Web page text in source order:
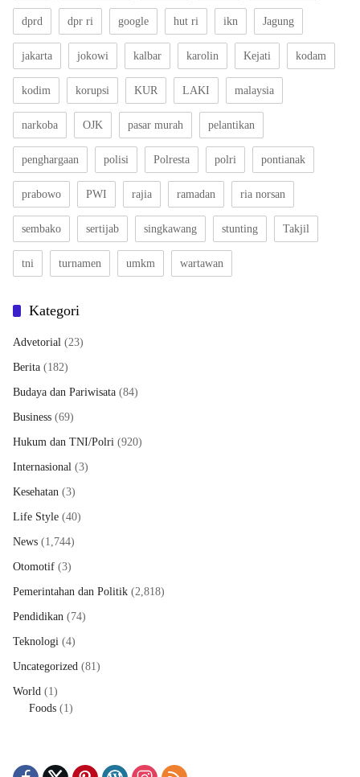
dprd dpr ri google hut ri ikn Jagung
jakarta jokowi kalbar karolin Kejati kodam
kodim korupsi KUR LAKI malaysia
narkoba OJK pasar murah pelantikan
penghargaan polisi Polresta polri pontianak
prabowo PWI rajia ramadan ria norsan
sembako sertijab singkawang stunting Takjil
tni turnamen umkm wartawan
Kategori
Advetorial (23)
Berita (182)
Budaya dan Pariwisata (84)
Business (69)
Hukum dan TNI/Polri (920)
Internasional (3)
Kesehatan (3)
Life Style (40)
News (1,744)
Otomotif (3)
Pemerintahan dan Politik (2,818)
Pendidikan (74)
Teknologi (4)
Uncategorized (81)
World (1)
Foods (1)